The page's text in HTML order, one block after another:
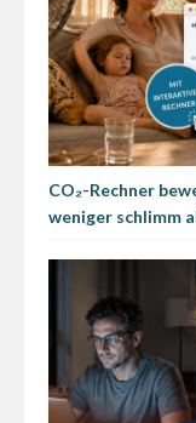
CO₂-Rechner
weniger schlimm